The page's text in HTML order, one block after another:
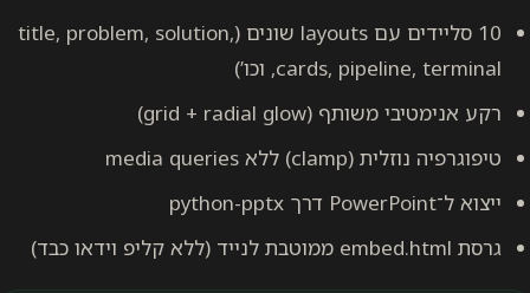
10 סליידים עם layouts שונים (title, problem, solution,
cards, pipeline, terminal, וכו’)
רקע אנימטיבי משותף (grid + radial glow)
טיפוגרפיה נוזלית (clamp) ללא media queries
ייצוא ל־PowerPoint דרך python-pptx
גרסת embed.html ממוטבת לנייד (ללא קליפ וידאו כבד)